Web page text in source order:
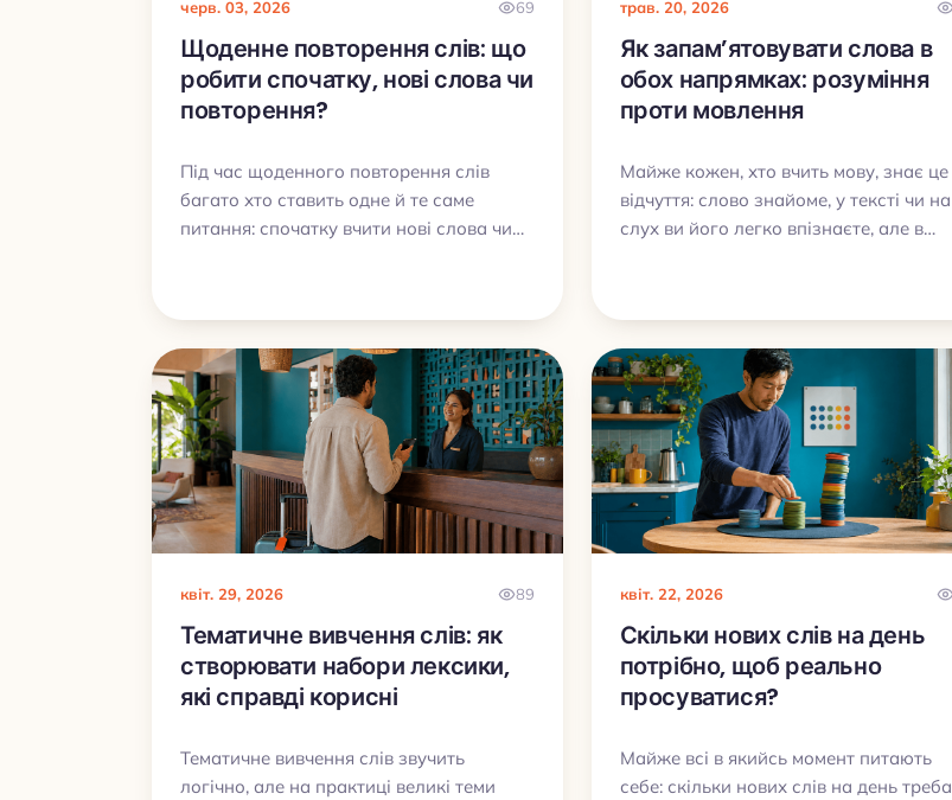
черв. 03, 2026 69
Щоденне повторення слів: що
робити спочатку, нові слова чи
повторення?
Під час щоденного повторення слів
багато хто ставить одне й те саме
питання: спочатку вчити нові слова чи
трав. 20, 2026
Як запам’ятовувати слова в
обох напрямках: розуміння
проти мовлення
Майже кожен, хто вчить мову, знає це
відчуття: слово знайоме, у тексті чи на
слух ви його легко впізнаєте, але в
розберемо, чому так відбувається, як
перейти від пасивного словникового
запасу до активного і як My Lingua
Cards допомагає тренувати обидва
напрямки.
квіт. 29, 2026 89
Тематичне вивчення слів: як
створювати набори лексики,
які справді корисні
Тематичне вивчення слів звучить
логічно, але на практиці великі теми
квіт. 22, 2026
Скільки нових слів на день
потрібно, щоб реально
просуватися?
Майже всі в якийсь момент питають
себе: скільки нових слів на день треба